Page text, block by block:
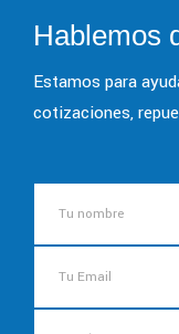
Hablemos
Estamos para
cotizaciones,